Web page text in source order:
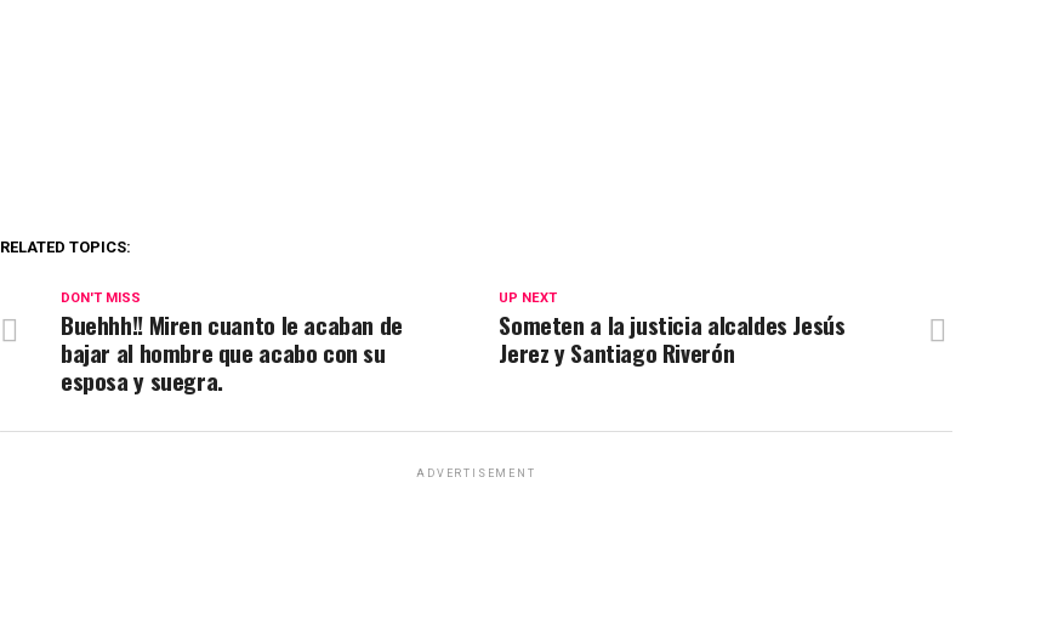
RELATED TOPICS:
UP NEXT
Someten a la justicia alcaldes Jesús
Jerez y Santiago Riverón
DON'T MISS
Buehhh!! Miren cuanto le acaban de
bajar al hombre que acabo con su
esposa y suegra.
ADVERTISEMENT